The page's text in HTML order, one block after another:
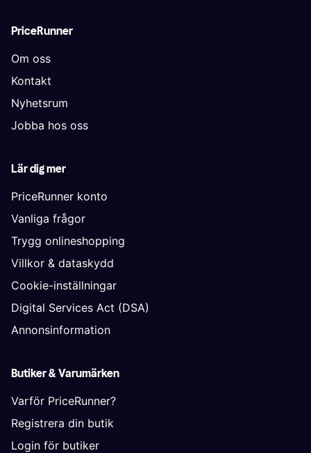
PriceRunner
Om oss
Kontakt
Nyhetsrum
Jobba hos oss
Lär dig mer
PriceRunner konto
Vanliga frågor
Trygg onlineshopping
Villkor & dataskydd
Cookie-inställningar
Digital Services Act (DSA)
Annonsinformation
Butiker & Varumärken
Varför PriceRunner?
Registrera din butik
Login för butiker